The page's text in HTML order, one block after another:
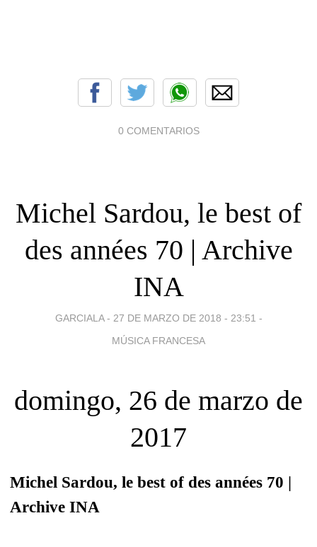
0 COMENTARIOS
Michel Sardou, le best of
des années 70 | Archive
INA
GARCIALA - 27 DE MARZO DE 2018 - 23:51 -
MÚSICA FRANCESA
domingo, 26 de marzo de
2017
Michel Sardou, le best of des années 70 |
Archive INA